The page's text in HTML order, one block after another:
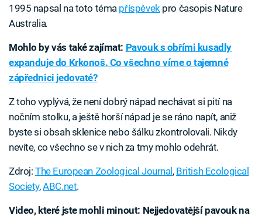
1995 napsal na toto téma příspěvekpro časopis Nature
Australia.
Mohlo by vás také zajímat: Pavouk s obřími kusadly
expanduje do Krkonoš. Co všechno víme o tajemné
zápřednici jedovaté?
Z toho vyplývá, že není dobrý nápad nechávat si pití na
nočním stolku, a ještě horší nápad je se ráno napít, aniž
byste si obsah sklenice nebo šálku zkontrolovali. Nikdy
nevíte, co všechno se v nich za tmy mohlo odehrát.
Zdroj:The European Zoological Journal , British Ecological
Society,ABC.net.
Video, které jste mohli minout: Nejjedovatější pavouk na